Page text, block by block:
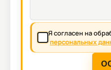
Я согласен на
персональных